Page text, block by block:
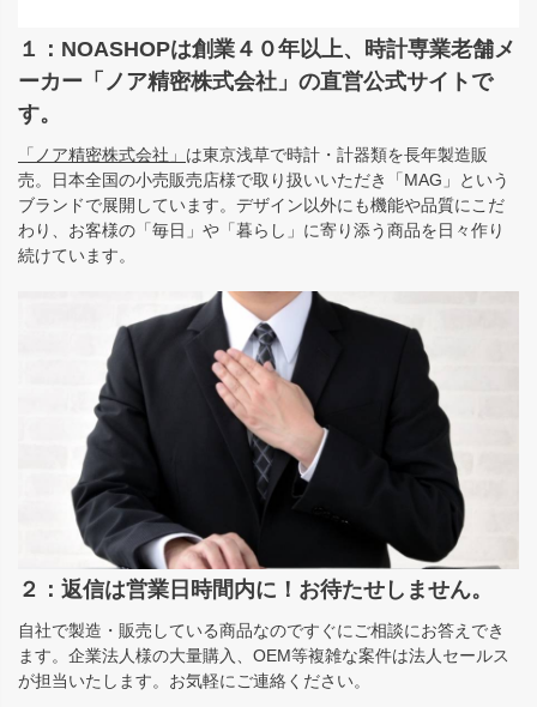
１：NOASHOPは創業４０年以上、時計専業老舗メ
ーカー「ノア精密株式会社」の直営公式サイトで
す。
「ノア精密株式会社」 は東京浅草で時計・計器類を長年製造販
売。日本全国の小売販売店様で取り扱いいただき「MAG」という
ブランドで展開しています。デザイン以外にも機能や品質にこだ
わり、お客様の「毎日」や「暮らし」に寄り添う商品を日々作り
続けています。
２：返信は営業日時間内に！お待たせしません。
自社で製造・販売している商品なのですぐにご相談にお答えでき
ます。企業法人様の大量購入、OEM等複雑な案件は法人セールス
が担当いたします。お気軽にご連絡ください。